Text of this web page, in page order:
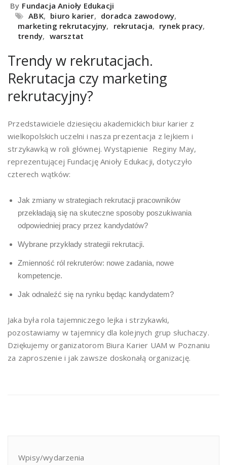
By Fundacja Anioły Edukacji
ABK, biuro karier, doradca zawodowy,
marketing rekrutacyjny, rekrutacja, rynek pracy,
trendy, warsztat
Trendy w rekrutacjach.
Rekrutacja czy marketing
rekrutacyjny?
Przedstawiciele dziesięciu akademickich biur karier z
wielkopolskich uczelni i nasza prezentacja z lejkiem i
strzykawką w roli głównej. Wystąpienie Reginy May,
reprezentującej Fundację Anioły Edukacji, dotyczyło
czterech wątków:
Jak zmiany w strategiach rekrutacji pracowników
przekładają się na skuteczne sposoby poszukiwania
odpowiedniej pracy przez kandydatów?
Wybrane przykłady strategii rekrutacji.
Zmienność ról rekruterów: nowe zadania, nowe
kompetencje.
Jak odnaleźć się na rynku będąc kandydatem?
Jaka była rola tajemniczego lejka i strzykawki,
pozostawiamy w tajemnicy dla kolejnych grup słuchaczy.
Dziękujemy organizatorom Biura Karier UAM w Poznaniu
za zaproszenie i jak zawsze doskonałą organizację.
Wpisy/wydarzenia